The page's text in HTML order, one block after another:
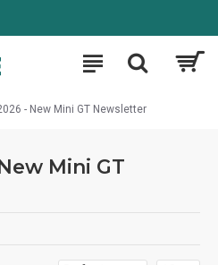
- New Mini GT Newsletter
Mini GT